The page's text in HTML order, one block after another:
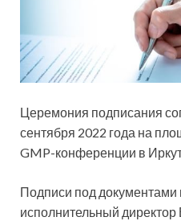
Церемония подписания
сентября 2022 года на
GMP-конференции в
Подписи под документами
исполнительный